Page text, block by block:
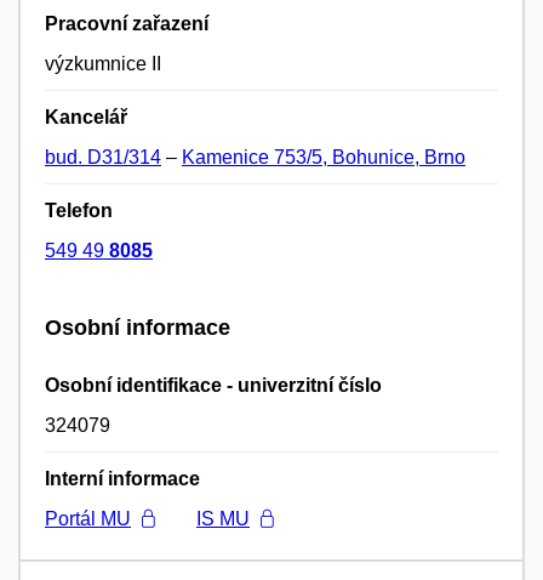
Pracovní zařazení
výzkumnice II
Kancelář
bud. D31/314 – Kamenice 753/5, Bohunice, Brno
Telefon
549 49 8085
Osobní informace
Osobní identifikace - univerzitní číslo
324079
Interní informace
Portál MU
IS MU